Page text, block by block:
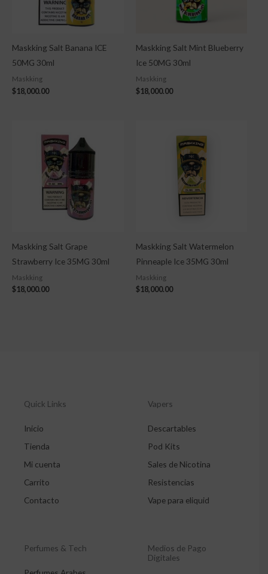
Maskking Salt Banana ICE
50MG 30ml
Maskking
$18,000.00
Maskking Salt Mint Blueberry
Ice 50MG 30ml
Maskking
$18,000.00
Maskking Salt Grape
Strawberry Ice 35MG 30ml
Maskking
$18,000.00
Maskking Salt Watermelon
Pinneaple Ice 35MG 30ml
Maskking
$18,000.00
Quick Links
Inicio
Tienda
Mi cuenta
Carrito
Contacto
Vapers
Descartables
Pod Kits
Sales de Nicotina
Resistencias
Vape para eliquid
Perfumes & Tech
Medios de Pago
Digitales